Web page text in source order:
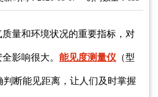
量和环境状况的重要指标，对
影响很大。 能见度测量仪 （型
断能见距离，让人们及时掌握